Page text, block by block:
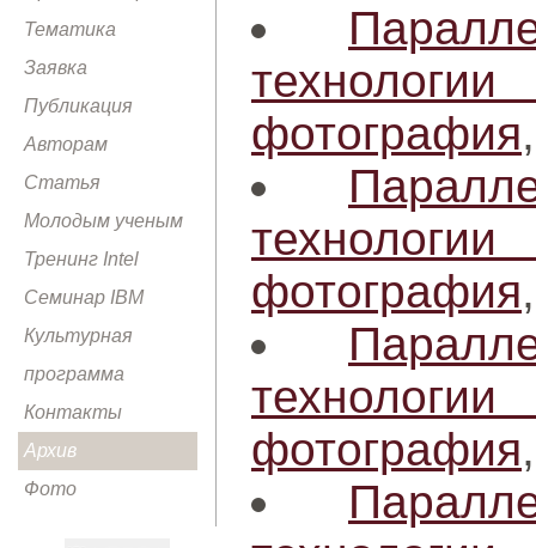
Тематика
Заявка
Публикация
Авторам
Статья
Молодым ученым
Тренинг Intel
Семинар IBM
Культурная
программа
Контакты
Архив
Фото
фотография
фотография
фотография